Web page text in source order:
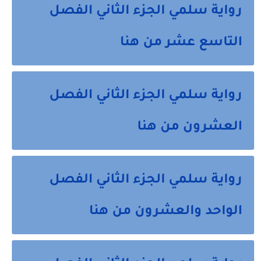
رواية سلمي الجزء الثاني الفصل
التاسع عشر من هنا
رواية سلمي الجزء الثاني الفصل
العشرون من هنا
رواية سلمي الجزء الثاني الفصل
الواحد والعشرون من هنا